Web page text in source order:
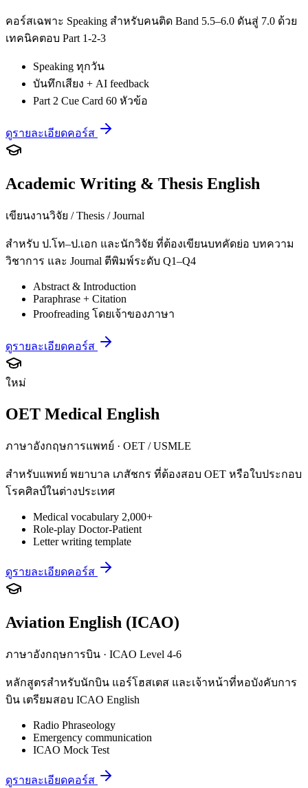
คอร์สเฉพาะ Speaking สำหรับคนติด Band 5.5–6.0 ดันสู่ 7.0 ด้วย
เทคนิคตอบ Part 1-2-3
Speaking ทุกวัน
บันทึกเสียง + AI feedback
Part 2 Cue Card 60 หัวข้อ
ดูรายละเอียดคอร์ส
Academic Writing & Thesis English
เขียนงานวิจัย / Thesis / Journal
สำหรับ ป.โท–ป.เอก และนักวิจัย ที่ต้องเขียนบทคัดย่อ บทความ
วิชาการ และ Journal ตีพิมพ์ระดับ Q1–Q4
Abstract & Introduction
Paraphrase + Citation
Proofreading โดยเจ้าของภาษา
ดูรายละเอียดคอร์ส
ใหม่
OET Medical English
ภาษาอังกฤษการแพทย์ · OET / USMLE
สำหรับแพทย์ พยาบาล เภสัชกร ที่ต้องสอบ OET หรือใบประกอบ
โรคศิลป์ในต่างประเทศ
Medical vocabulary 2,000+
Role-play Doctor-Patient
Letter writing template
ดูรายละเอียดคอร์ส
Aviation English (ICAO)
ภาษาอังกฤษการบิน · ICAO Level 4-6
หลักสูตรสำหรับนักบิน แอร์โฮสเตส และเจ้าหน้าที่หอบังคับการ
บิน เตรียมสอบ ICAO English
Radio Phraseology
Emergency communication
ICAO Mock Test
ดูรายละเอียดคอร์ส